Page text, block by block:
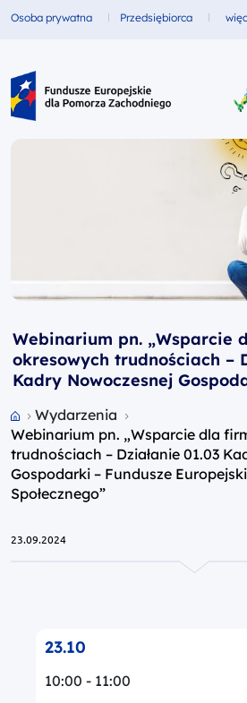
Fundusze dla
Osoba prywatna Fundusze dla
Przedsiębiorca
Fundusze Europejskie dla Pomorza
Webinarium pn. „Wsparcie
okresowych trudnościach –
Kadry Nowoczesnej
Przejdź do strony głównej portalu
Wydarzenia
Webinarium pn. „Wsparcie dla
trudnościach – Działanie 01.03
Gospodarki – Fundusze
Społecznego”
23.09.2024
23.10
10:00 - 11:00